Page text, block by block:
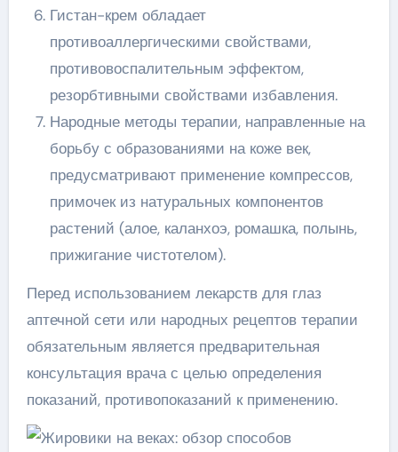
Гистан-крем обладает
противоаллергическими свойствами,
противовоспалительным эффектом,
резорбтивными свойствами избавления.
Народные методы терапии, направленные на
борьбу с образованиями на коже век,
предусматривают применение компрессов,
примочек из натуральных компонентов
растений (алое, каланхоэ, ромашка, полынь,
прижигание чистотелом).
Перед использованием лекарств для глаз
аптечной сети или народных рецептов терапии
обязательным является предварительная
консультация врача с целью определения
показаний, противопоказаний к применению.